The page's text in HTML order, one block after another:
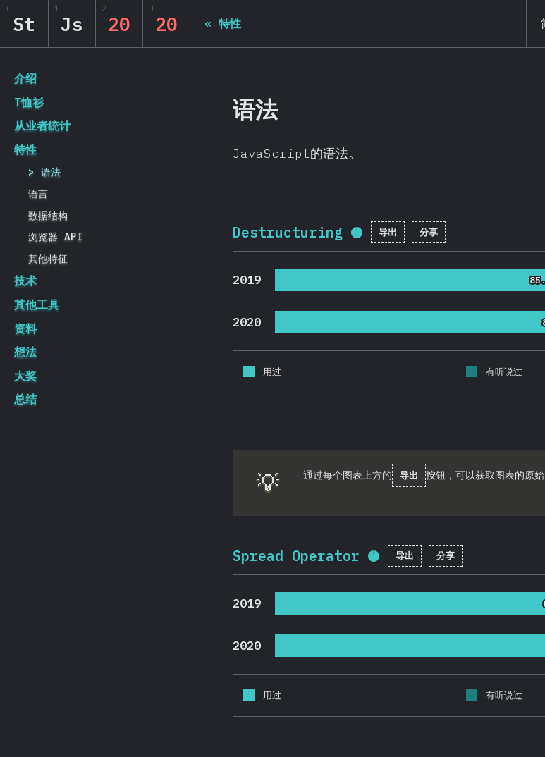
State of JS 2020
0
St
1
Js
2
20
3
20
[zh-Hans] general.back_to_intro
介绍
T恤衫
从业者统计
特性
语法
语言
数据结构
浏览器 API
其他特征
技术
其他工具
资料
想法
大奖
总结
« 特性
语法
JavaScript的语法。
Destructuring 完成率: 96% (
导出 分享
2019
2020
用过 有听说过
💡 通过每个图表上方的 导出 按钮，可以获取图表的原
Spread Operator 完成率: 95.7 %
导出 分享
2019
2020
用过 有听说过